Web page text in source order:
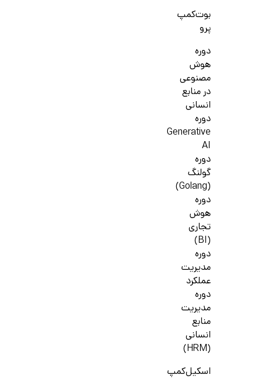
بوت‌کمپ
پرو
دوره
هوش
مصنوعی
در منابع
انسانی
دوره
Generative
AI
دوره
گولنگ
(Golang)
دوره
هوش
تجاری
(BI)
دوره
مدیریت
عملکرد
دوره
مدیریت
منابع
انسانی
(HRM)
اسکیل‌کمپ